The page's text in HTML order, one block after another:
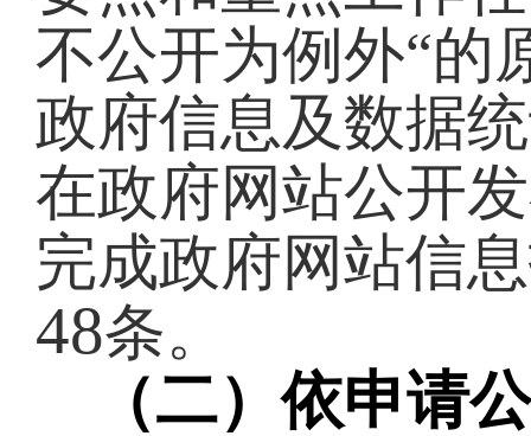
不公开为例外“的
政府信息及数据
在政府网站公开
完成政府网站信
48条。
（二）依申请